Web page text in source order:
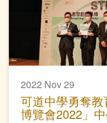
2022 Nov 29
可道中學勇奪
博覽會2022」